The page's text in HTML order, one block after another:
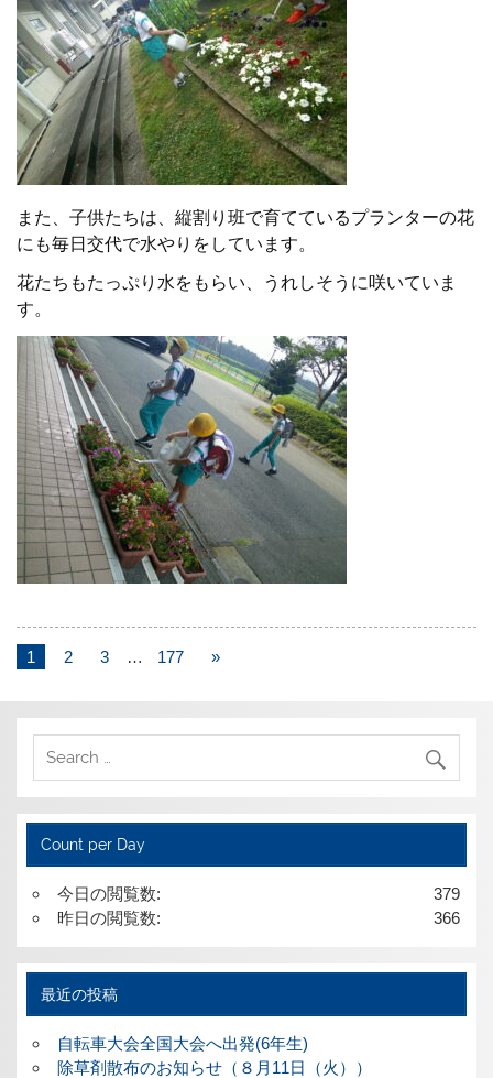
また、子供たちは、縦割り班で育てているプランターの花
にも毎日交代で水やりをしています。
花たちもたっぷり水をもらい、うれしそうに咲いていま
す。
1 2 3 … 177 »
Count per Day
379
今日の閲覧数:
366
昨日の閲覧数:
最近の投稿
自転車大会全国大会へ出発(6年生)
除草剤散布のお知らせ（８月11日（火））